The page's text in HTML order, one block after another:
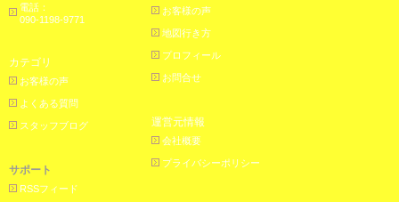
電話：
090-1198-9771
お客様の声
地図行き方
プロフィール
お問合せ
カテゴリ
お客様の声
よくある質問
スタッフブログ 運営元情報
会社概要
プライバシーポリシー
サポート
RSSフィード